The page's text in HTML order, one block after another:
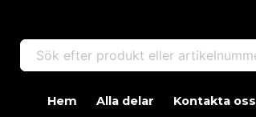
Sök efter produkt eller artikelnummer....
Hem Alla delar Kontakta oss